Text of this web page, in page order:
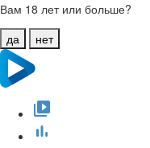
Вам 18 лет или больше?
да
нет